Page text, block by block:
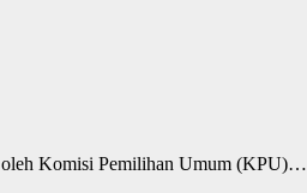
oleh Komisi Pemilihan Umum (KPU)…